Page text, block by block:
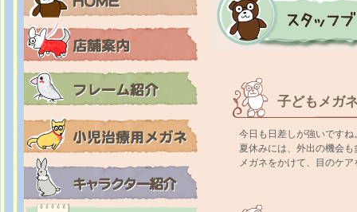
子どもメガ
今日も日差しが強いですね
夏休みには、外出の機会
メガネをかけて、目のケ